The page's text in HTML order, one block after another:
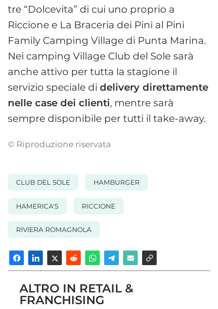
tre “Dolcevita” di cui uno proprio a
Riccione e La Braceria dei Pini al Pini
Family Camping Village di Punta Marina.
Nei camping Village Club del Sole sarà
anche attivo per tutta la stagione il
servizio speciale di delivery direttamente
nelle case dei clienti, mentre sarà
sempre disponibile per tutti il take-away.
© Riproduzione riservata
CLUB DEL SOLE HAMBURGER
HAMERICA'S RICCIONE
RIVIERA ROMAGNOLA
ALTRO IN RETAIL &
FRANCHISING